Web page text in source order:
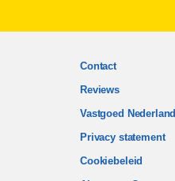
Contact
Reviews
Vastgoed Nederland
Privacy statement
Cookiebeleid